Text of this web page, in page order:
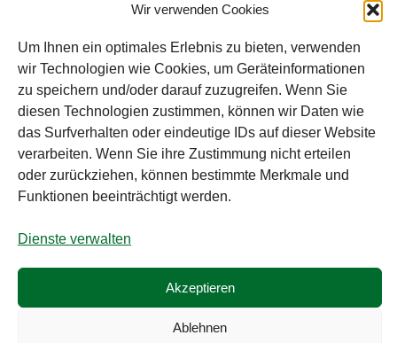
Wir verwenden Cookies
Um Ihnen ein optimales Erlebnis zu bieten, verwenden
wir Technologien wie Cookies, um Geräteinformationen
zu speichern und/oder darauf zuzugreifen. Wenn Sie
diesen Technologien zustimmen, können wir Daten wie
das Surfverhalten oder eindeutige IDs auf dieser Website
verarbeiten. Wenn Sie ihre Zustimmung nicht erteilen
oder zurückziehen, können bestimmte Merkmale und
Funktionen beeinträchtigt werden.
Dienste verwalten
Akzeptieren
Ablehnen
einen B2B-Webshop
RAUCH – Ihr Experte aus Österreich für Waagen,
Eich- & Kalibrierservice, Sprühnebel-
Zerstäubungstechnik und Lebensmittelmaschinen.
Sämtliche Angebote der A. Rauch GmbH richten sich
nicht an Verbraucher, sondern ausschließlich an
gewerbliche Kunden, Institutionen, Kommunen usw.
AGB der A. Rauch GmbH.